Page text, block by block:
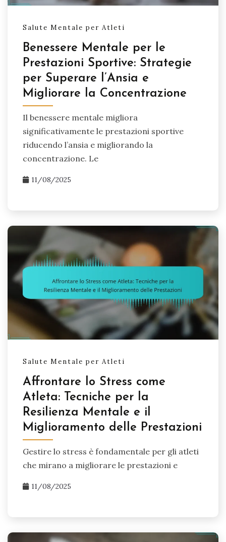
Salute Mentale per Atleti
Benessere Mentale per le
Prestazioni Sportive: Strategie
per Superare l’Ansia e
Migliorare la Concentrazione
Il benessere mentale migliora
significativamente le prestazioni sportive
riducendo l’ansia e migliorando la
concentrazione. Le
11/08/2025
Salute Mentale per Atleti
Affrontare lo Stress come
Atleta: Tecniche per la
Resilienza Mentale e il
Miglioramento delle Prestazioni
Gestire lo stress è fondamentale per gli atleti
che mirano a migliorare le prestazioni e
11/08/2025